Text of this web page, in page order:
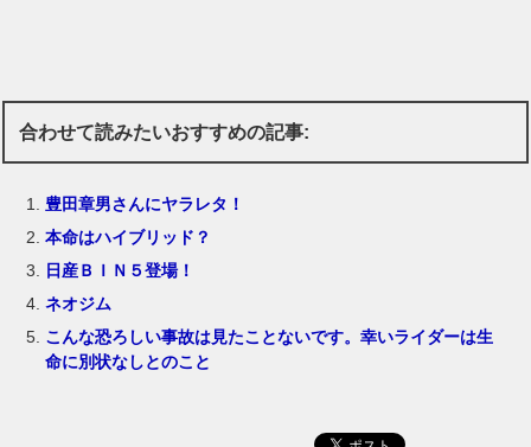
合わせて読みたいおすすめの記事:
豊田章男さんにヤラレタ！
本命はハイブリッド？
日産ＢＩＮ５登場！
ネオジム
こんな恐ろしい事故は見たことないです。幸いライダーは生
命に別状なしとのこと